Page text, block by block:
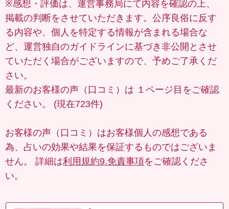
※感想・評価は、運営事務局にて内容を確認の上、
掲載の判断をさせていただきます。公序良俗に反す
る内容や、個人を特定する情報が含まれる場合な
ど、運営独自のガイドラインに基づき非公開とさせ
ていただく場合がございますので、予めご了承くだ
さい。
最新のお客様の声（口コミ）は １ページ目 をご確認
ください。 (現在723件)
お客様の声（口コミ）はお客様個人の感想である
為、占いの効果や結果を保証するものではございま
せん。 詳細は利用規約9.免責事項をご確認くださ
い。